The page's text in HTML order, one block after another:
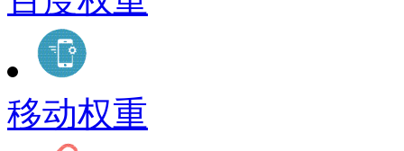
移动权重